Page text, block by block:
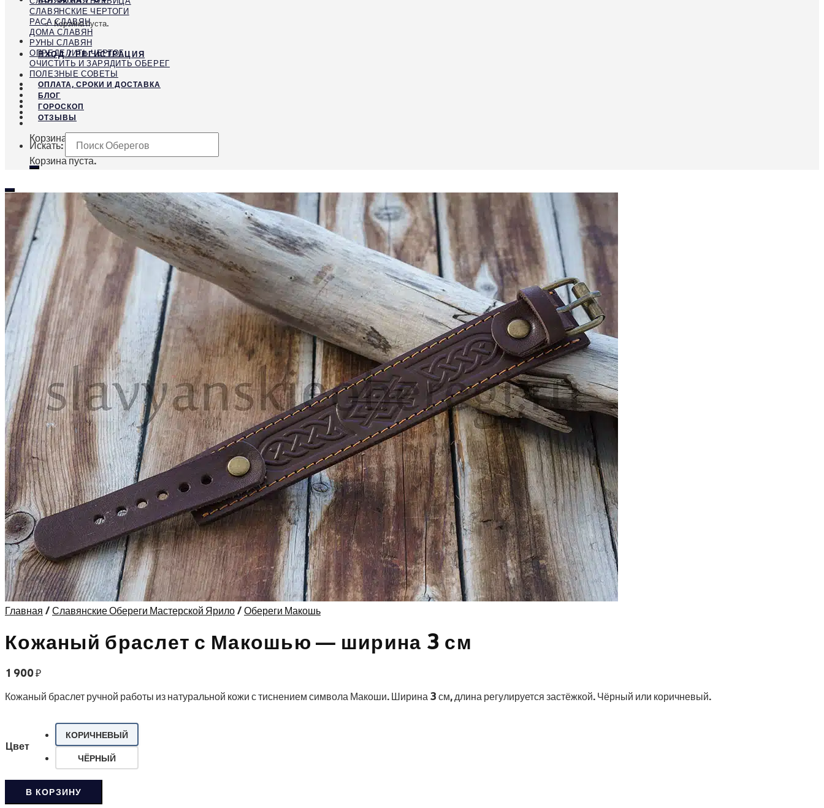
Корзина пуста.
ВХОД / РЕГИСТРАЦИЯ
Корзина
Корзина пуста.
СЛАВЯНСКИЕ ЧЕРТОГИ
РАСА СЛАВЯН
ДОМА СЛАВЯН
РУНЫ СЛАВЯН
ОПРЕДЕЛИТЬ ЧЕРТОГ
ОЧИСТИТЬ И ЗАРЯДИТЬ ОБЕРЕГ
ПОЛЕЗНЫЕ СОВЕТЫ
ОПЛАТА, СРОКИ И ДОСТАВКА
БЛОГ
ГОРОСКОП
ОТЗЫВЫ
Искать:
Главная /Славянские Обереги Мастерской Ярило/Обереги Макошь
Кожаный браслет с Макошью — ширина 3 см
1 900₽
Кожаный браслет ручной работы из натуральной кожи с тиснением символа Макоши. Ширина 3 см, длина регулируется застёжкой. Чёрный или коричневый.
Цвет
КОРИЧНЕВЫЙ
ЧЁРНЫЙ
В КОРЗИНУ